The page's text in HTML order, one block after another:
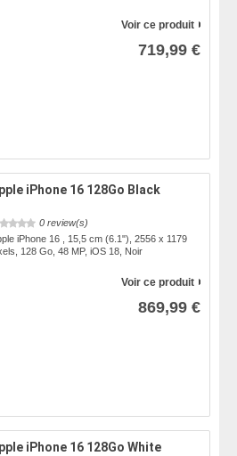
Voir ce produit
719,99 €
iPhone 16 128Go Black
0 review(s)
iPhone 16 , 15,5 cm (6.1"), 2556 x 1179
128 Go, 48 MP, iOS 18, Noir
Voir ce produit
869,99 €
iPhone 16 128Go White